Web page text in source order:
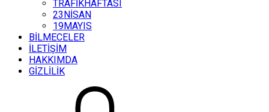
TRAFİKHAFTASI
23NİSAN
19MAYIS
BİLMECELER
İLETİŞİM
HAKKIMDA
GİZLİLİK